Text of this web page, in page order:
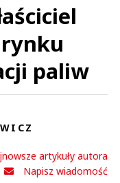
paliw
artykuły autora
Napisz wiadomość